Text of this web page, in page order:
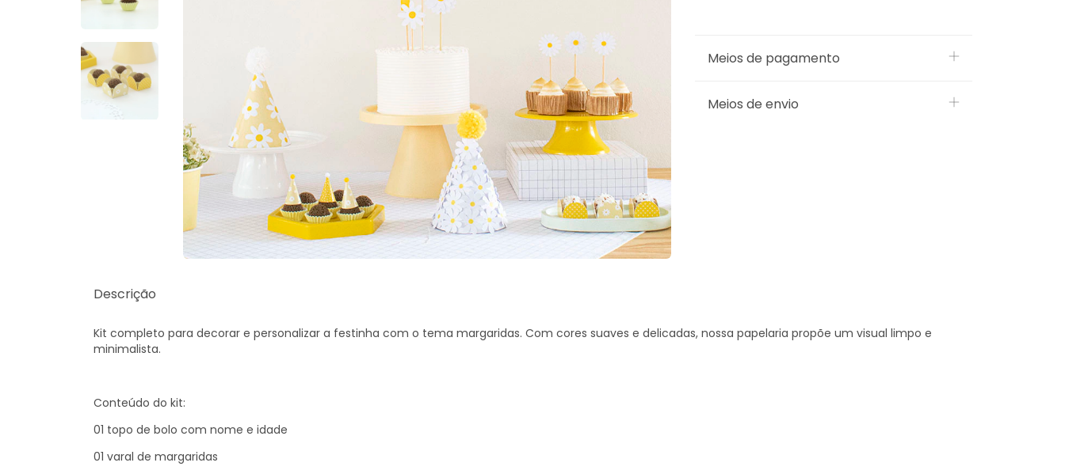
Meios de pagamento
Meios de envio
Descrição
Kit completo para decorar e personalizar a festinha com o tema margaridas. Com cores suaves e delicadas, nossa papelaria propõe um visual limpo e
minimalista.
Conteúdo do kit:
01 topo de bolo com nome e idade
01 varal de margaridas